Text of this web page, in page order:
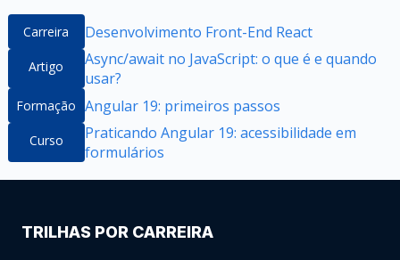
Carreira Desenvolvimento Front-End React
Artigo
Async/await no JavaScript: o que é e quando
usar?
Formação Angular 19: primeiros passos
Curso
Praticando Angular 19: acessibilidade em
formulários
TRILHAS POR CARREIRA